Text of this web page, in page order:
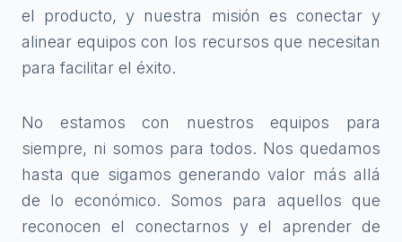
el producto, y nuestra misión es conectar y
alinear equipos con los recursos que necesitan
para facilitar el éxito.
No estamos con nuestros equipos para
siempre, ni somos para todos. Nos quedamos
hasta que sigamos generando valor más allá
de lo económico. Somos para aquellos que
reconocen el conectarnos y el aprender de